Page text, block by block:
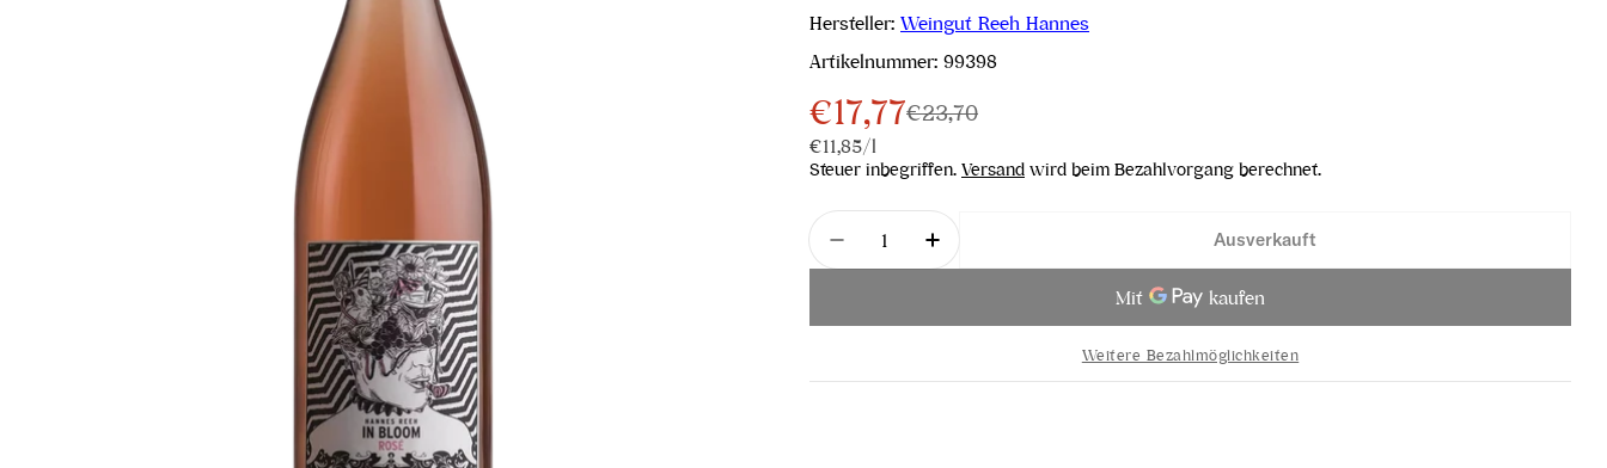
Hersteller: Weingut Reeh Hannes
Artikelnummer: 99398
Verkaufspreis
€17,77
Regulärer
Preis
€23,70
Stückpreis
€11,85/pro
l
Steuer inbegriffen. Versand wird beim Bezahlvorgang berechnet.
Menge
Menge für Rosé in Bloom 2022 verringern
Menge für Rosé in Bloom 2022 erhöhen
Ausverkauft
Weitere Bezahlmöglichkeiten